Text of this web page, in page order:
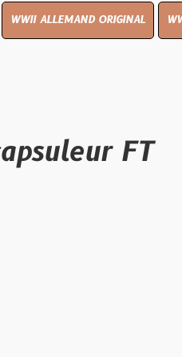
ORIGINAL WWII UK
FT